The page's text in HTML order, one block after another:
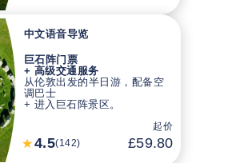
中文语音导览
巨石阵门票
+ 高级交通服务
从伦敦出发的半日游，配备空
调巴士
+ 进入巨石阵景区。
4.5(142)
起价
£59.80